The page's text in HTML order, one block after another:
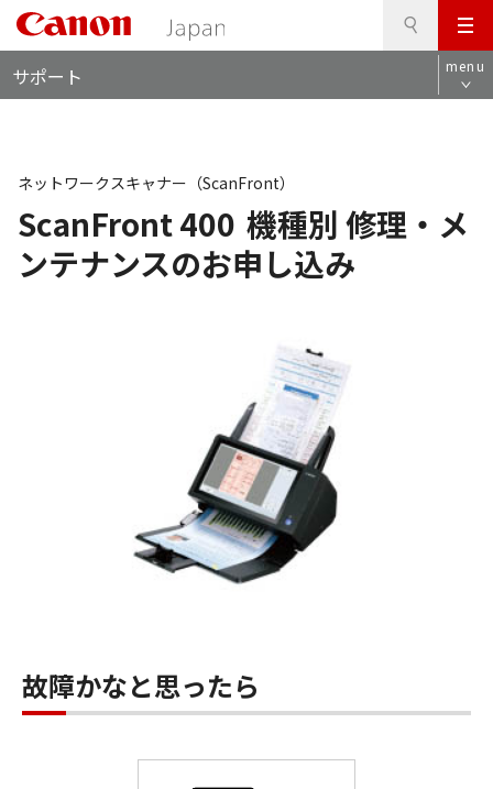
メ
ニ
ュ
サポート menu
ScanFront 400 機種別 修理・メ
ンテナンスのお申し込み
ネットワークスキャナー（ScanFront）
故障かなと思ったら